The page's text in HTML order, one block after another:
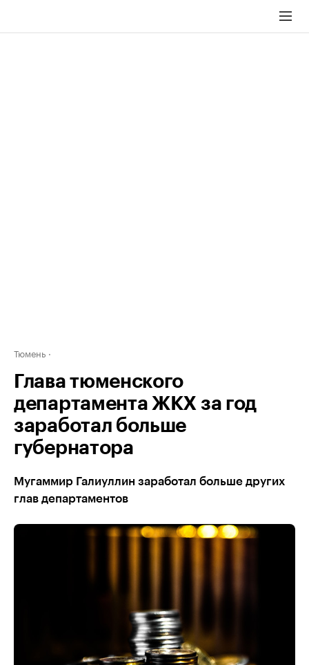
Тюмень
Глава тюменского
департамента ЖКХ за год
заработал больше
губернатора
Мугаммир Галиуллин заработал больше других
глав департаментов